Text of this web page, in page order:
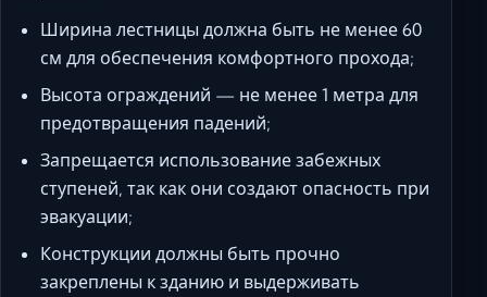
Ширина лестницы должна быть не менее 60
см для обеспечения комфортного прохода;
Высота ограждений — не менее 1 метра для
предотвращения падений;
Запрещается использование забежных
ступеней, так как они создают опасность при
эвакуации;
Конструкции должны быть прочно
закреплены к зданию и выдерживать